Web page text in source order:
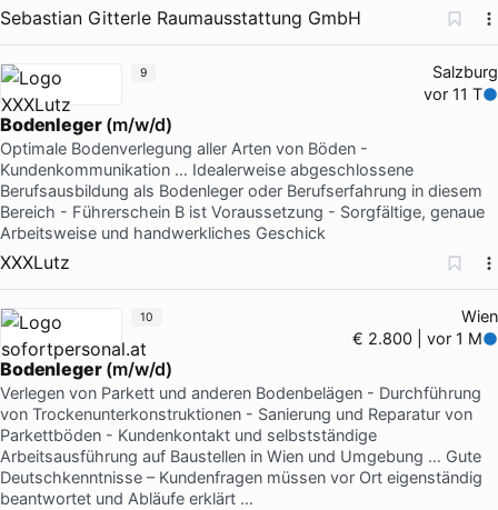
Sebastian Gitterle Raumausstattung GmbH
Salzburg
vor 11 T
Bodenleger(m/w/d)
Optimale Bodenverlegung aller Arten von Böden -
Kundenkommunikation … Idealerweise abgeschlossene
Berufsausbildung als Bodenleger oder Berufserfahrung in diesem
Bereich - Führerschein B ist Voraussetzung - Sorgfältige, genaue
Arbeitsweise und handwerkliches Geschick
XXXLutz
9
Wien
€ 2.800 | vor 1 M
Bodenleger(m/w/d)
Verlegen von Parkett und anderen Bodenbelägen - Durchführung
von Trockenunterkonstruktionen - Sanierung und Reparatur von
Parkettböden - Kundenkontakt und selbstständige
Arbeitsausführung auf Baustellen in Wien und Umgebung … Gute
Deutschkenntnisse – Kundenfragen müssen vor Ort eigenständig
beantwortet und Abläufe erklärt …
10